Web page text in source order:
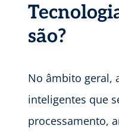
são?
No âmbito geral,
inteligentes que
processamento,